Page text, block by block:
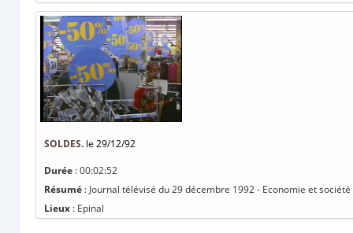
SOLDES. le 29/12/92
Durée : 00:02:52
Résumé : Journal télévisé du 29 décembre 1992 - Economie et société
Lieux : Epinal